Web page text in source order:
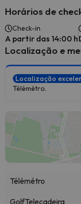
Horários de
Check-in
A partir das 14:00 h
Localização e
Localização
Télémétro.
Télémétro
GolfTelecadeira